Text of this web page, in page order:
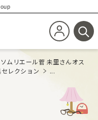
新規会員登
検
ムリエール菅 未里さんオス
レクション
...